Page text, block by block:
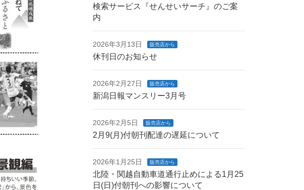
検索サービス『せんせいサーチ』のご案
内
2026年3月13日 販売店から
休刊日のお知らせ
2026年2月27日 販売店から
新潟日報マンスリー3月号
2026年2月5日 販売店から
2月9(月)付朝刊配達の遅延について
2026年1月25日 販売店から
北陸・関越自動車道通行止めによる1月25
日(日)付朝刊への影響について